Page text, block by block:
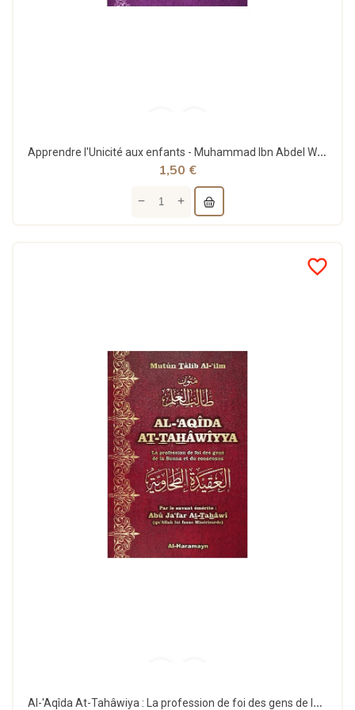
Apprendre l'Unicité aux enfants - Muhammad Ibn Abdel Wahhab - Al Haramayn
1,50 €
favorite_border
Al-'Aqîda At-Tahâwiya : La profession de foi des gens de la Sunna et du consensus - Al Haramayn